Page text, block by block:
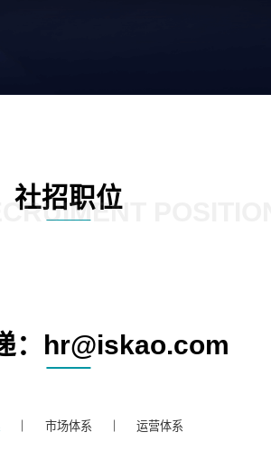
社招职位
：hr@iskao.com
市场体系 运营体系